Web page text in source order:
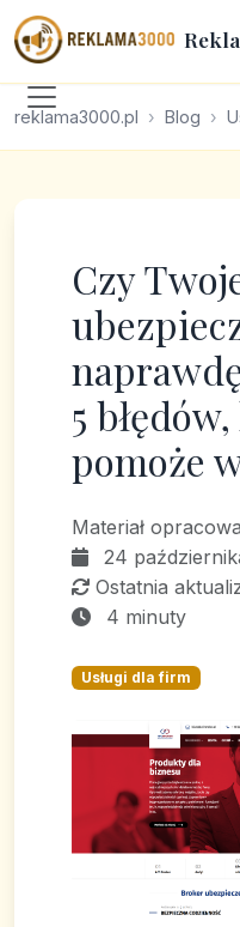
reklama3000.pl Blog
Czy
5
pomoże
Materiał
24
Ostatnia
4 minuty
Usługi dla firm